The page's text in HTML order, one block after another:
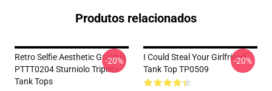
Produtos relacionados
Retro Selfie Aesthetic Graphic
PTTT0204 Sturniolo Triplets
Tank Tops
-20%
I Could Steal Your Girlfriend
Tank Top TP0509
-20%